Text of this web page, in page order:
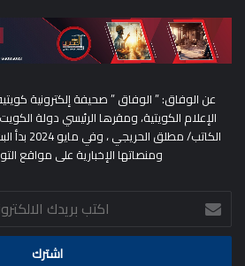
عن الوفاق: ” الوفاق ” صحيفة إلكترونية
الإعلام الكويتية، ومقرها الرئيسي دولة
الكاتب/
ومنصاتها الإخبارية على مواقع
اكتب
بريدك
الالكتروني